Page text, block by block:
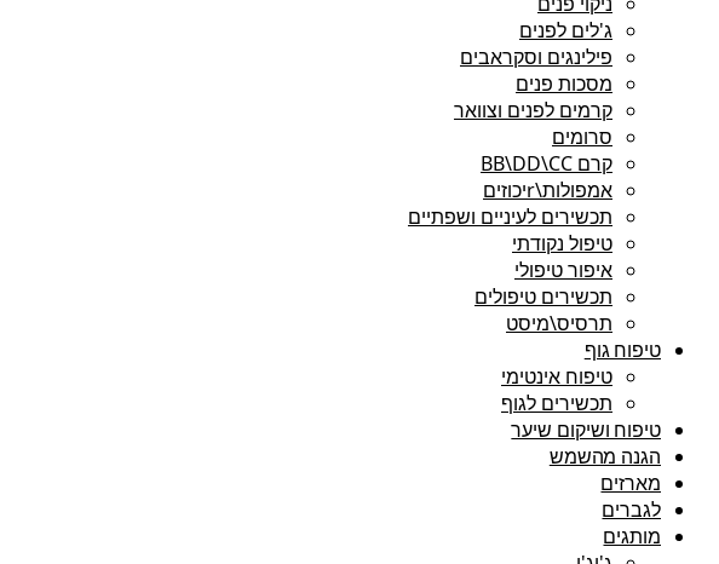
ג'לים לפנים
פילינגים וסקראבים
מסכות פנים
קרמים לפנים וצוואר
סרומים
קרם BB\DD\CC
אמפולות\rיכוזים
תכשירים לעיניים ושפתיים
טיפול נקודתי
איפור טיפולי
תכשירים טיפולים
תרסיס\מיסט
טיפוח גוף
טיפוח אינטימי
תכשירים לגוף
טיפוח ושיקום שיער
הגנה מהשמש
מארזים
לגברים
מותגים